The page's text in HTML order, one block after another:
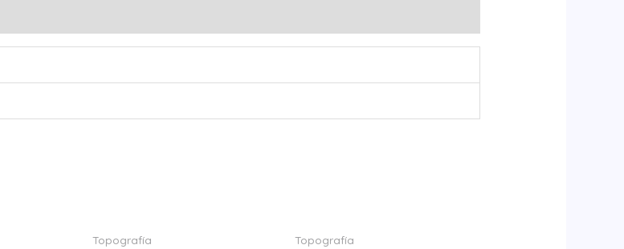
Topografía Topografía